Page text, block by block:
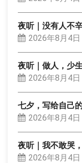
夜听｜没有人不
2026年8月4日
夜听｜做人，少
2026年8月4日
七夕，写给自己
2026年8月4日
夜听｜我不敢哭
2026年8月4日